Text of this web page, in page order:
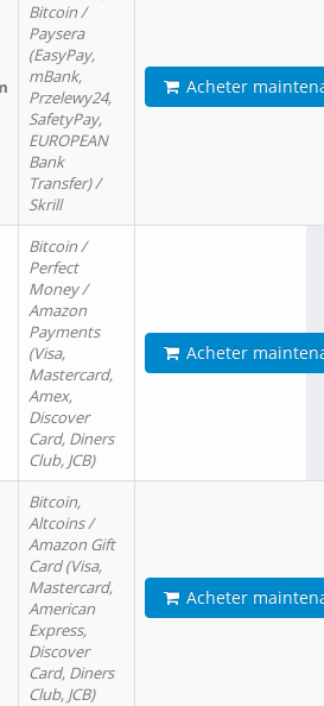
Bitcoin /
Paysera
(EasyPay,
mBank,
Przelewy24,
SafetyPay,
EUROPEAN
Bank
Transfer) /
Skrill
Acheter
Bitcoin /
Perfect
Money /
Amazon
Payments
(Visa,
Mastercard,
Amex,
Discover
Card, Diners
Club, JCB)
Acheter
Bitcoin,
Altcoins /
Amazon Gift
Card (Visa,
Mastercard,
American
Express,
Discover
Card, Diners
Club, JCB)
Acheter